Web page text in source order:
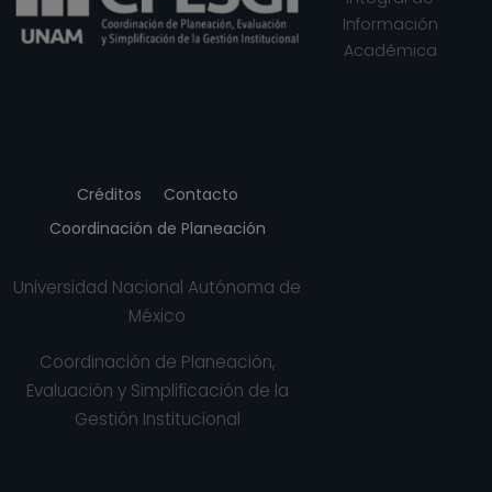
Créditos
Contacto
Coordinación de Planeación
Universidad Nacional Autónoma de
México
Coordinación de Planeación,
Evaluación y Simplificación de la
Gestión Institucional
Información
Académica